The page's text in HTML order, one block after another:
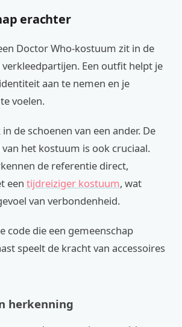
erachter
Doctor Who-kostuum zit in de
Een outfit helpt je
aan te nemen en je
voelen.
de schoenen van een ander. De
het kostuum is ook cruciaal.
de referentie direct,
een tijdreiziger kostuum, wat
van verbondenheid.
code die een gemeenschap
speelt de kracht van accessoires
herkenning